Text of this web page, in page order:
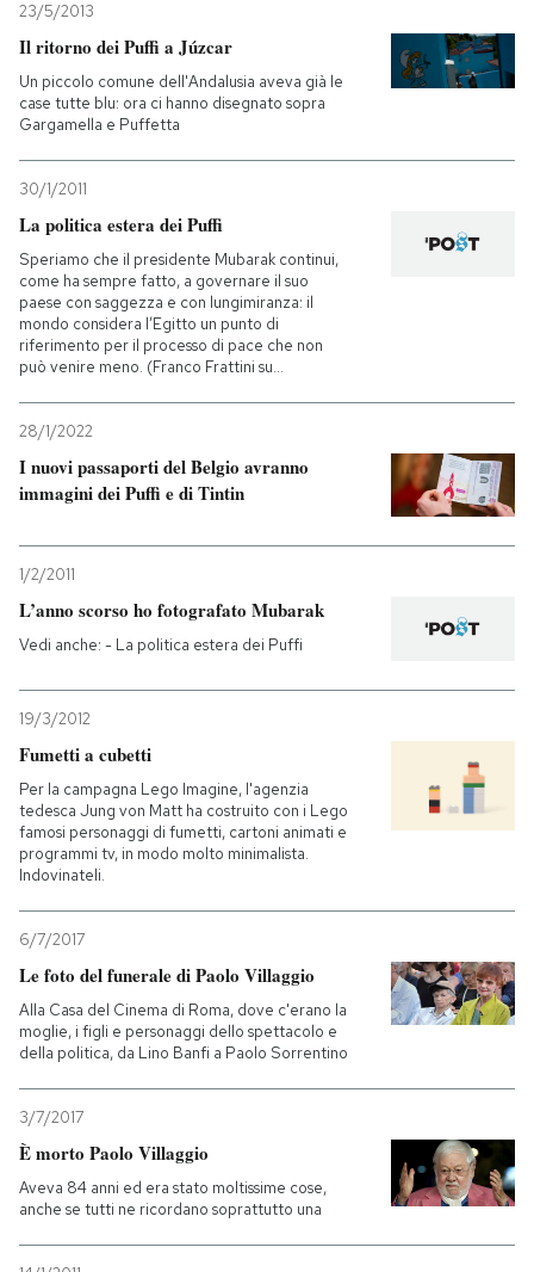
23/5/2013
Il ritorno dei Puffi a Júzcar
Un piccolo comune dell'Andalusia aveva già le
case tutte blu: ora ci hanno disegnato sopra
Gargamella e Puffetta
30/1/2011
La politica estera dei Puffi
Speriamo che il presidente Mubarak continui,
come ha sempre fatto, a governare il suo
paese con saggezza e con lungimiranza: il
mondo considera l’Egitto un punto di
riferimento per il processo di pace che non
può venire meno. (Franco Frattini su...
28/1/2022
I nuovi passaporti del Belgio avranno
immagini dei Puffi e di Tintin
1/2/2011
L’anno scorso ho fotografato Mubarak
Vedi anche: - La politica estera dei Puffi
19/3/2012
Fumetti a cubetti
Per la campagna Lego Imagine, l'agenzia
tedesca Jung von Matt ha costruito con i Lego
famosi personaggi di fumetti, cartoni animati e
programmi tv, in modo molto minimalista.
Indovinateli.
6/7/2017
Le foto del funerale di Paolo Villaggio
Alla Casa del Cinema di Roma, dove c'erano la
moglie, i figli e personaggi dello spettacolo e
della politica, da Lino Banfi a Paolo Sorrentino
3/7/2017
È morto Paolo Villaggio
Aveva 84 anni ed era stato moltissime cose,
anche se tutti ne ricordano soprattutto una